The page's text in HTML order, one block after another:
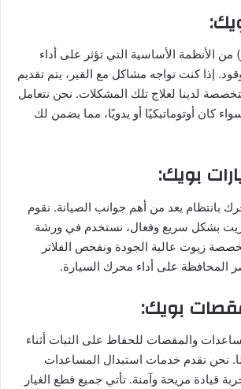
:
من الأنظمة الأساسية التي تؤثر على أداء
إذا كنت تواجه مشاكل مع القير، يتم تقديم
لدينا لعلاج تلك المشكلات. نحن نتعامل
كان أوتوماتيكيًا أو يدويًا، مما يضمن لك
بويك:
بانتظام يعد من أهم جوانب الصيانة. نقوم
بشكل سريع وفعال، نستخدم في ورشة
زيوت عالية الجودة ونفحص الفلاتر
المحافظة على أداء محرك السيارة.
بويك:
والمقصات للحفاظ على الثبات أثناء
نحن نقدم خدمات استبدال المساعدات
قيادة مريحة وآمنة. تأتي جميع قطع الغيار